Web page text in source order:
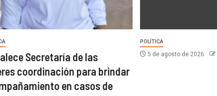
Secretaría de las
coordinación para brindar
en casos de
POLÍTICA
5 de agosto de 2026